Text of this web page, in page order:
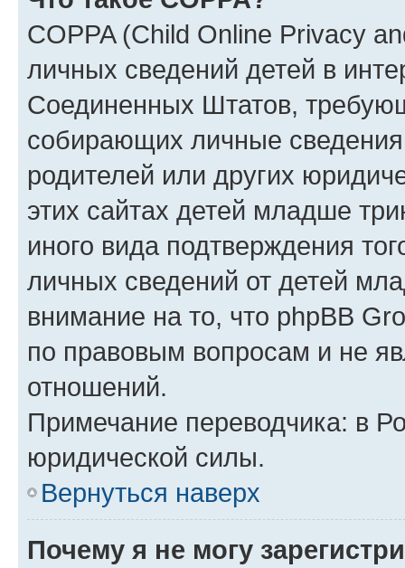
COPPA (Child Online Privacy
личных сведений детей в
Соединенных Штатов,
собирающих личные
родителей или других
этих сайтах детей младше
иного вида подтверждения
личных сведений от детей
внимание на то, что phpBB
по правовым вопросам и не
отношений.
Примечание переводчика: в
юридической силы.
Вернуться наверх
Почему я не могу